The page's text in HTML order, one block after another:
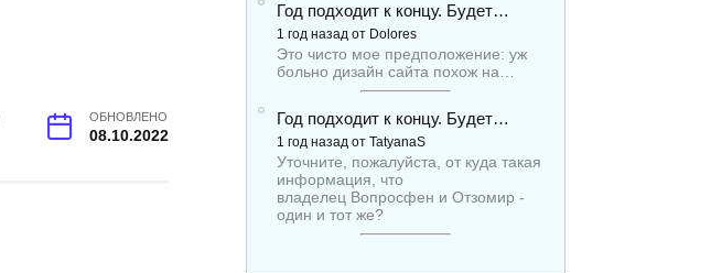
ОБНОВЛЕНО
08.10.2022
Год подходит к концу. Будет…
1 год назад от Dolores
Это чисто мое предположение: уж
больно дизайн сайта похож на…
Год подходит к концу. Будет…
1 год назад от TatyanaS
Уточните, пожалуйста, от куда такая
информация, что
владелец Вопросфен и Отзомир -
один и тот же?